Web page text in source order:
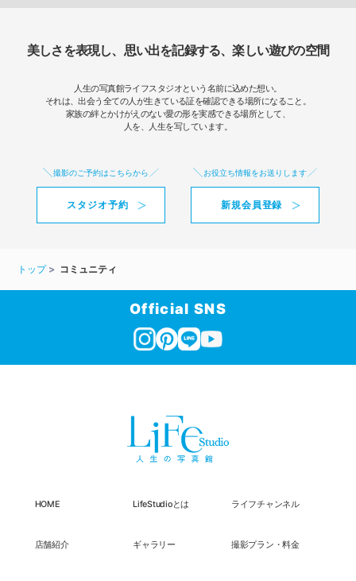
美しさを表現し、思い出を記録する、楽しい遊びの空間
人生の写真館ライフスタジオという名前に込めた想い。
それは、出会う全ての人が生きている証を確認できる場所になること。
家族の絆とかけがえのない愛の形を実感できる場所として、
人を、人生を写しています。
撮影のご予約はこちらから
スタジオ予約
お役立ち情報をお送りします
新規会員登録
トップ コミュニティ
Official SNS
HOME LifeStudioとは ライフチャンネル
店舗紹介 ギャラリー 撮影プラン・料金